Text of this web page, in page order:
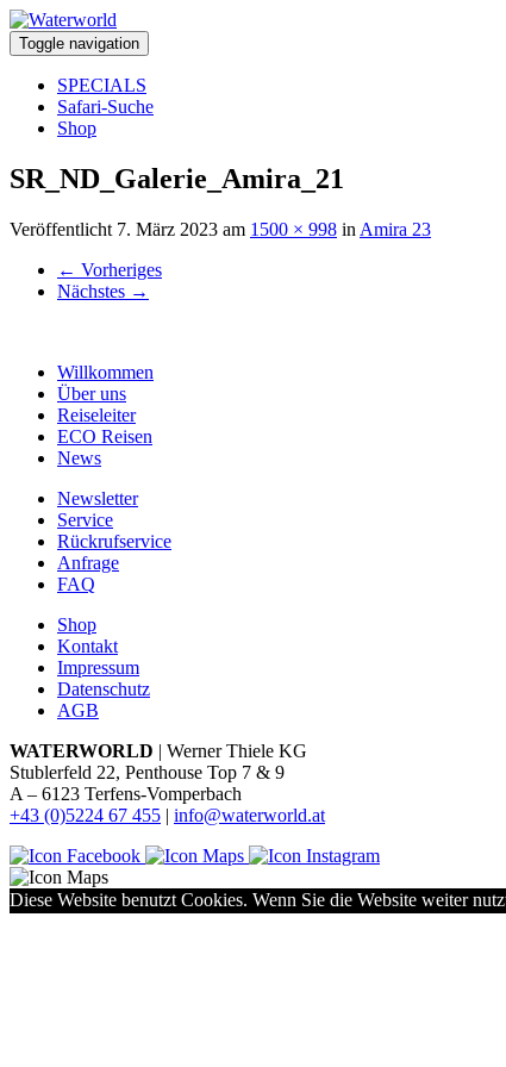
Toggle navigation
SPECIALS
Safari-Suche
Shop
SR_ND_Galerie_Amira_21
Veröffentlicht 7. März 2023 am 1500 × 998 in Amira 23
← Vorheriges
Nächstes →
Willkommen
Über uns
Reiseleiter
ECO Reisen
News
Newsletter
Service
Rückrufservice
Anfrage
FAQ
Shop
Kontakt
Impressum
Datenschutz
AGB
WATERWORLD | Werner Thiele KG
Stublerfeld 22, Penthouse Top 7 & 9
A – 6123 Terfens-Vomperbach
+43 (0)5224 67 455 | info@waterworld.at
Diese Website benutzt Cookies. Wenn Sie die Website weiter